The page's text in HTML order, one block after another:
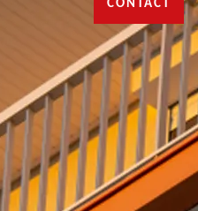
CONTACT